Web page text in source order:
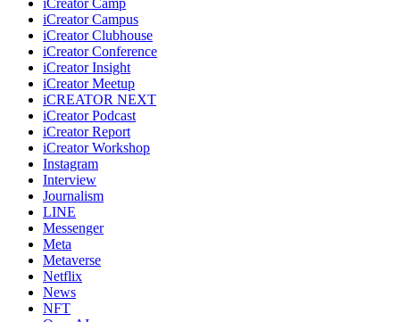
iCreator Campus
iCreator Clubhouse
iCreator Conference
iCreator Insight
iCreator Meetup
iCREATOR NEXT
iCreator Podcast
iCreator Report
iCreator Workshop
Instagram
Interview
Journalism
LINE
Messenger
Meta
Metaverse
Netflix
News
NFT